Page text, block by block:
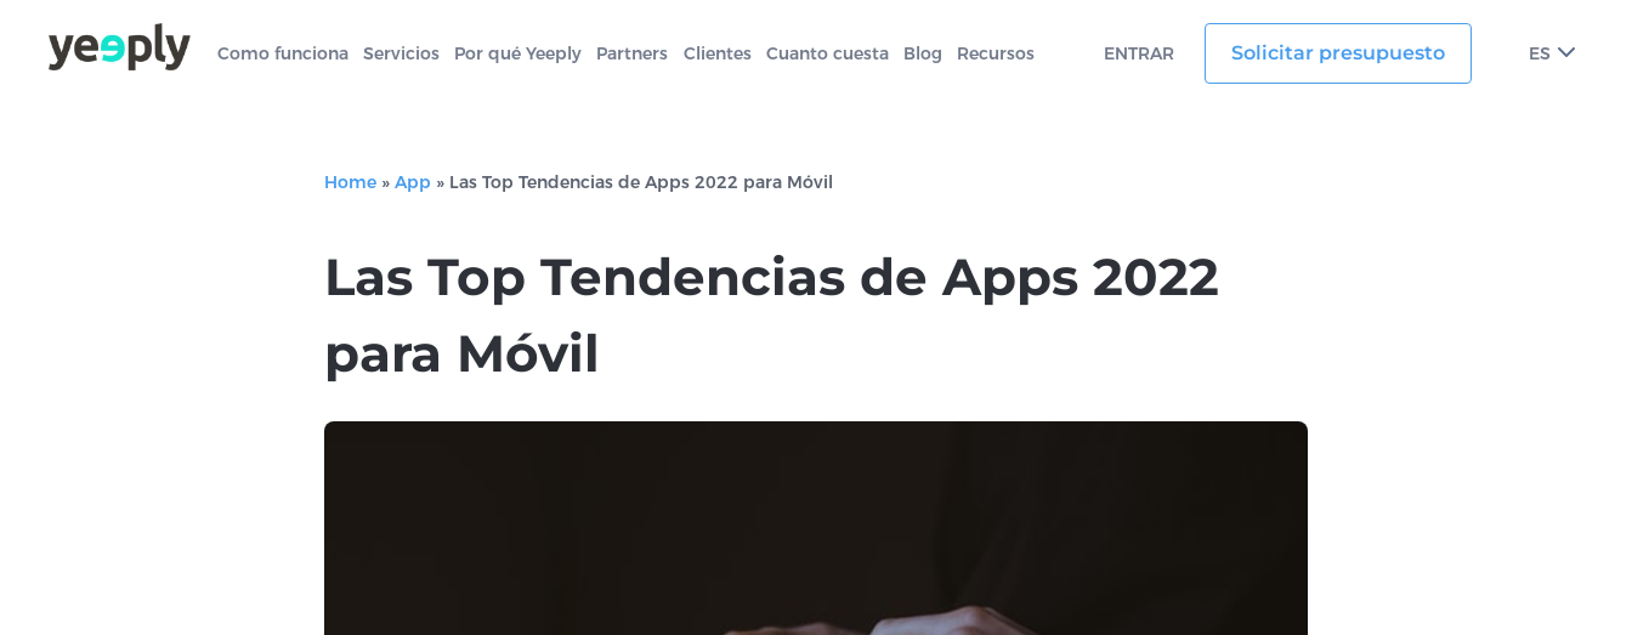
Como funciona Servicios Por qué Yeeply Partners Clientes Cuanto cuesta Blog Recursos ENTRAR Solicitar presupuesto ES
Home » App » Las Top Tendencias de Apps 2022 para Móvil
Las Top Tendencias de Apps 2022
para Móvil